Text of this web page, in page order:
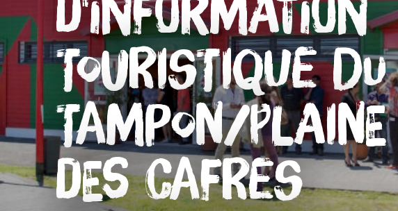
d'Information
Touristique du
Tampon/Plaine
des Cafres